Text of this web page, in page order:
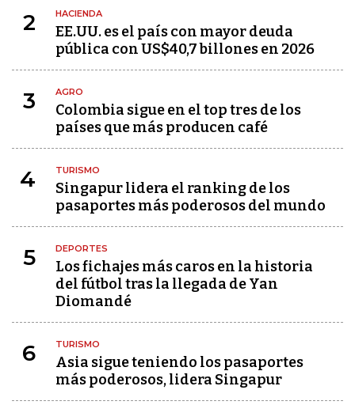
2 HACIENDA
EE.UU. es el país con mayor deuda
pública con US$40,7 billones en 2026
3 AGRO
Colombia sigue en el top tres de los
países que más producen café
4 TURISMO
Singapur lidera el ranking de los
pasaportes más poderosos del mundo
5 DEPORTES
Los fichajes más caros en la historia
del fútbol tras la llegada de Yan
Diomandé
6 TURISMO
Asia sigue teniendo los pasaportes
más poderosos, lidera Singapur